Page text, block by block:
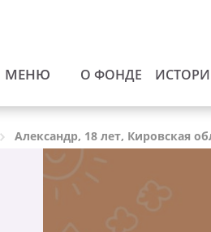
МЕНЮ О ФОНДЕ
Александр, 18 лет, Кировская